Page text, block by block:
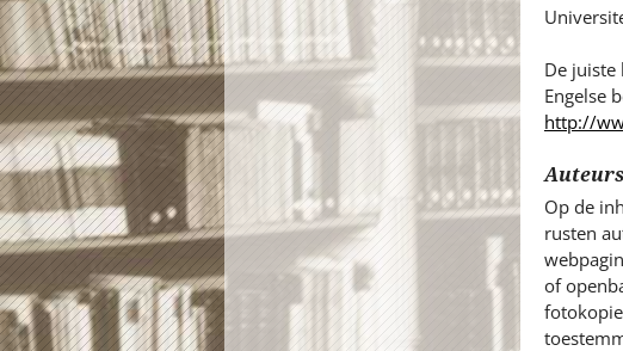
De juiste
Engelse
http://
Op de
rusten
of